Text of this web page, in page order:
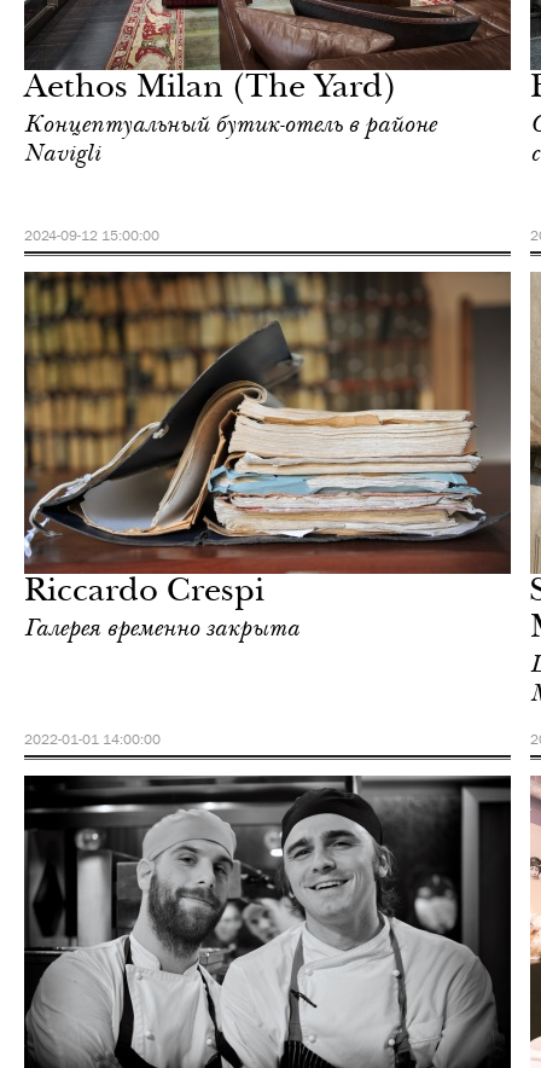
Aethos Milan (The Yard)
Концептуальный бутик-отель в районе
Navigli
2024-09-12 15:00:00
среда
Riccardo Crespi
Галерея временно закрыта
2022-01-01 14:00:00
среда